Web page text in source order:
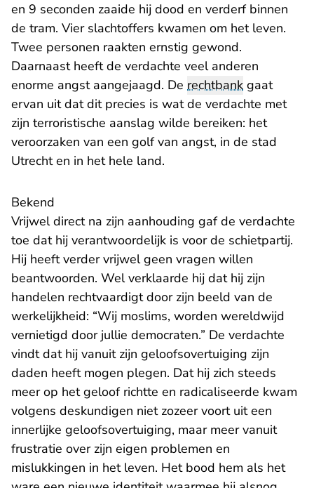
en 9 seconden zaaide hij dood en verderf binnen
de tram. Vier slachtoffers kwamen om het leven.
Twee personen raakten ernstig gewond.
Daarnaast heeft de verdachte veel anderen
enorme angst aangejaagd. De rechtbank gaat
ervan uit dat dit precies is wat de verdachte met
zijn terroristische aanslag wilde bereiken: het
veroorzaken van een golf van angst, in de stad
Utrecht en in het hele land.
Bekend
Vrijwel direct na zijn aanhouding gaf de verdachte
toe dat hij verantwoordelijk is voor de schietpartij.
Hij heeft verder vrijwel geen vragen willen
beantwoorden. Wel verklaarde hij dat hij zijn
handelen rechtvaardigt door zijn beeld van de
werkelijkheid: “Wij moslims, worden wereldwijd
vernietigd door jullie democraten.” De verdachte
vindt dat hij vanuit zijn geloofsovertuiging zijn
daden heeft mogen plegen. Dat hij zich steeds
meer op het geloof richtte en radicaliseerde kwam
volgens deskundigen niet zozeer voort uit een
innerlijke geloofsovertuiging, maar meer vanuit
frustratie over zijn eigen problemen en
mislukkingen in het leven. Het bood hem als het